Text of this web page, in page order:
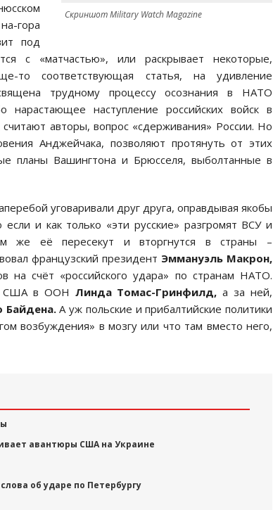
Скриншот Military Watch Magazine
гора
под
с «матчастью», или раскрывает некоторые,
то соответствующая статья, на удивление
трудному процессу осознания в НАТО
наступление российских войск в
авторы, вопрос «сдерживания» России. Но
Анджейчака, позволяют протянуть от этих
планы Вашингтона и Брюсселя, выболтанные в
уговаривали друг друга, оправдывая якобы
и как только «эти русские» разгромят ВСУ и
же её пересекут и вторгнутся в страны –
французский президент Эммануэль Макрон,
на счёт «российского удара» по странам НАТО.
США в ООН Линда Томас-Гринфилд,а за ней,
А уж польские и прибалтийские политики
возбуждения» в мозгу или что там вместо него,
авантюры США на Украине
об ударе по Петербургу